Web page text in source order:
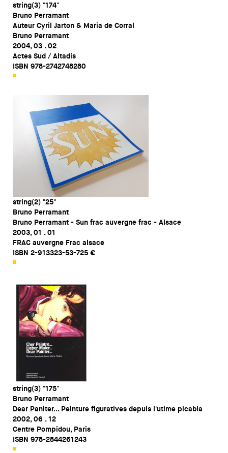
string(3) "174"
Bruno Perramant
Auteur Cyril Jarton & Maria de Corral
Bruno Perramant
2004, 03 . 02
Actes Sud / Altadis
ISBN 978-2742748280
string(2) "25"
Bruno Perramant
Bruno Perramant - Sun frac auvergne frac - Alsace
2003, 01 . 01
FRAC auvergne Frac alsace
ISBN 2-913323-53-725 €
string(3) "175"
Bruno Perramant
Dear Paniter... Peinture figuratives depuis l'utime picabia
2002, 06 . 12
Centre Pompidou, Paris
ISBN 978-2844261243